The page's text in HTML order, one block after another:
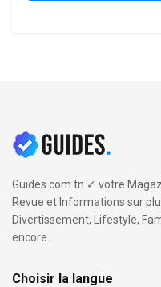
Guides.com.tn ✓ votre
Revue et Informations sur
Divertissement, Lifestyle,
encore.
Choisir la langue